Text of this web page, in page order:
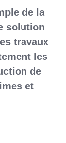
de la
solution
travaux
les
de
et